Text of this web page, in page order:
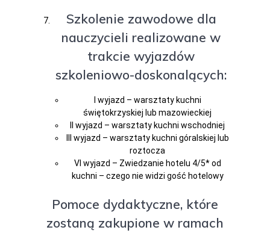
Szkolenie zawodowe dla
nauczycieli realizowane w
trakcie wyjazdów
szkoleniowo-doskonalących:
I wyjazd – warsztaty kuchni
świętokrzyskiej lub mazowieckiej
II wyjazd – warsztaty kuchni wschodniej
III wyjazd – warsztaty kuchni góralskiej lub
roztocza
VI wyjazd – Zwiedzanie hotelu 4/5* od
kuchni – czego nie widzi gość hotelowy
Pomoce dydaktyczne, które
zostaną zakupione w ramach